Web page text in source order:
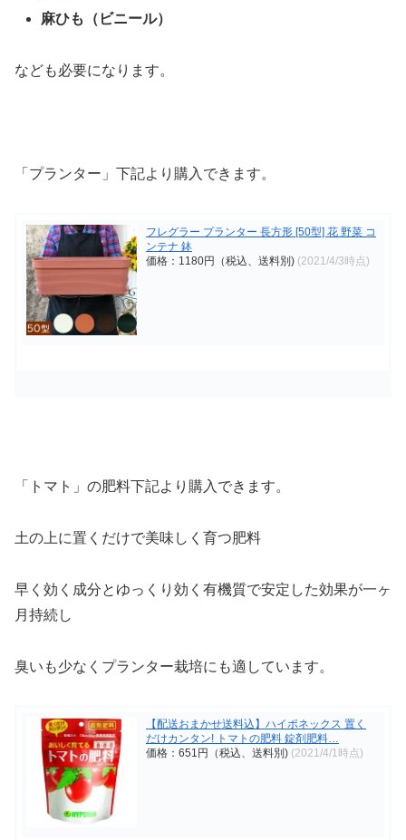
麻ひも（ビニール）
なども必要になります。
「プランター」下記より購入できます。
フレグラー プランター 長方形 [50型] 花 野菜 コ
ンテナ 鉢
価格：1180円（税込、送料別) (2021/4/3時点)
「トマト」の肥料下記より購入できます。
土の上に置くだけで美味しく育つ肥料
早く効く成分とゆっくり効く有機質で安定した効果が一ヶ
月持続し
臭いも少なくプランター栽培にも適しています。
【配送おまかせ送料込】ハイポネックス 置く
だけカンタン! トマトの肥料 錠剤肥料…
価格：651円（税込、送料別) (2021/4/1時点)